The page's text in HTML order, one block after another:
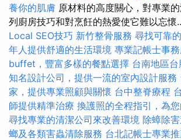
養你的肌膚 原材料的高度關心，對專業
列廚房技巧和對烹飪的熱愛使它難以忘懷
Local SEO技巧 新竹整骨服務 尋找可靠
年人提供舒適的生活環境 專業記帳士事
buffet，豐富多樣的餐點選擇 台南地區
知名設計公司，提供一流的室內設計服務
家，提供專業照顧與關懷 台中整脊療程
師提供精準治療 換護照的全程指引，為
尋找專業的清潔公司來改善環境 除蟑除
螂及各類害蟲清除服務 台北記帳士專業